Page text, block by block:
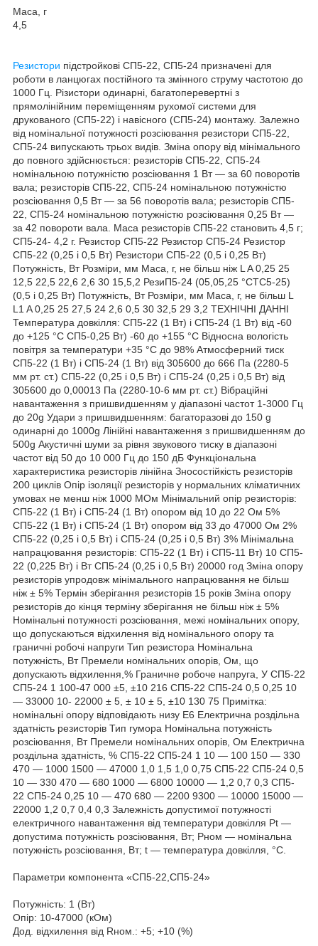
Маса, г
4,5
Резистори підстройкові СП5-22, СП5-24 призначені для
роботи в ланцюгах постійного та змінного струму частотою до
1000 Гц. Різистори одинарні, багатоперевертні з
прямолінійним переміщенням рухомої системи для
друкованого (СП5-22) і навісного (СП5-24) монтажу. Залежно
від номінальної потужності розсіювання резистори СП5-22,
СП5-24 випускають трьох видів. Зміна опору від мінімального
до повного здійснюється: резисторів СП5-22, СП5-24
номінальною потужністю розсіювання 1 Вт — за 60 поворотів
вала; резисторів СП5-22, СП5-24 номінальною потужністю
розсіювання 0,5 Вт — за 56 поворотів вала; резисторів СП5-
22, СП5-24 номінальною потужністю розсіювання 0,25 Вт —
за 42 повороти вала. Маса резисторів СП5-22 становить 4,5 г;
СП5-24- 4,2 г. Резистор СП5-22 Резистор СП5-24 Резистор
СП5-22 (0,25 і 0,5 Вт) Резистори СП5-22 (0,5 і 0,25 Вт)
Потужність, Вт Розміри, мм Маса, г, не більш ніж L A 0,25 25
12,5 22,5 22,6 2,6 30 15,5,2 РезиП5-24 (05,05,25 °CTC5-25)
(0,5 і 0,25 Вт) Потужність, Вт Розміри, мм Маса, г, не більш L
L1 A 0,25 25 27,5 24 2,6 0,5 30 32,5 29 3,2 ТЕХНІЧНІ ДАННІ
Температура довкілля: СП5-22 (1 Вт) і СП5-24 (1 Вт) від -60
до +125 °C СП5-0,25 Вт) -60 до +155 °C Відносна вологість
повітря за температури +35 °C до 98% Атмосферний тиск
СП5-22 (1 Вт) і СП5-24 (1 Вт) від 305600 до 666 Па (2280-5
мм рт. ст.) СП5-22 (0,25 і 0,5 Вт) і СП5-24 (0,25 і 0,5 Вт) від
305600 до 0,00013 Па (2280-10-6 мм рт. ст.) Вібраційні
навантаження з пришвидшенням у діапазоні частот 1-3000 Гц
до 20g Удари з пришвидшенням: багаторазові до 150 g
одинарні до 1000g Лінійні навантаження з пришвидшенням до
500g Акустичні шуми за рівня звукового тиску в діапазоні
частот від 50 до 10 000 Гц до 150 дБ Функціональна
характеристика резисторів лінійна Зносостійкість резисторів
200 циклів Опір ізоляції резисторів у нормальних кліматичних
умовах не менш ніж 1000 МОм Мінімальний опір резисторів:
СП5-22 (1 Вт) і СП5-24 (1 Вт) опором від 10 до 22 Ом 5%
СП5-22 (1 Вт) і СП5-24 (1 Вт) опором від 33 до 47000 Ом 2%
СП5-22 (0,25 і 0,5 Вт) і СП5-24 (0,25 і 0,5 Вт) 3% Мінімальна
напрацювання резисторів: СП5-22 (1 Вт) і СП5-11 Вт) 10 СП5-
22 (0,225 Вт) і Вт СП5-24 (0,25 і 0,5 Вт) 20000 год Зміна опору
резисторів упродовж мінімального напрацювання не більш
ніж ± 5% Термін зберігання резисторів 15 років Зміна опору
резисторів до кінця терміну зберігання не більш ніж ± 5%
Номінальні потужності розсіювання, межі номінальних опору,
що допускаються відхилення від номінального опору та
граничні робочі напруги Тип резистора Номінальна
потужність, Вт Премели номінальних опорів, Ом, що
допускають відхилення,% Граничне робоче напруга, У СП5-22
СП5-24 1 100-47 000 ±5, ±10 216 СП5-22 СП5-24 0,5 0,25 10
— 33000 10- 22000 ± 5, ± 10 ± 5, ±10 130 75 Примітка:
номінальні опору відповідають низу Е6 Електрична роздільна
здатність резисторів Тип гумора Номінальна потужність
розсіювання, Вт Премели номінальних опорів, Ом Електрична
роздільна здатність, % СП5-22 СП5-24 1 10 — 100 150 — 330
470 — 1000 1500 — 47000 1,0 1,5 1,0 0,75 СП5-22 СП5-24 0,5
10 — 330 470 — 680 1000 — 6800 10000 — 1,2 0,7 0,3 СП5-
22 СП5-24 0,25 10 — 470 680 — 2200 9300 — 10000 15000 —
22000 1,2 0,7 0,4 0,3 Залежність допустимої потужності
електричного навантаження від температури довкілля Pt —
допустима потужність розсіювання, Вт; Pном — номінальна
потужність розсіювання, Вт; t — температура довкілля, °C.
Параметри компонента «СП5-22,СП5-24»
Потужність: 1 (Вт)
Опір: 10-47000 (кОм)
Дод. відхилення від Rном.: +5; +10 (%)